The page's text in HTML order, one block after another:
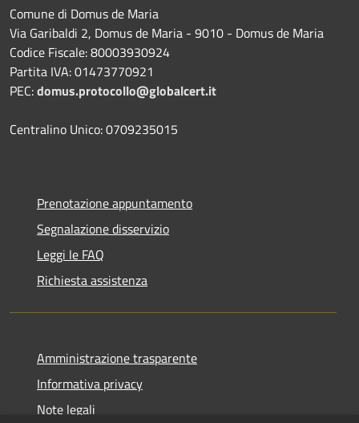
Comune di Domus de Maria
Via Garibaldi 2, Domus de Maria - 9010 - Domus de Maria
Codice Fiscale: 80003930924
Partita IVA: 01473770921
PEC:domus.protocollo@globalcert.it
Centralino Unico: 0709235015
Prenotazione appuntamento
Segnalazione disservizio
Leggi le FAQ
Richiesta assistenza
Amministrazione trasparente
Informativa privacy
Note legali